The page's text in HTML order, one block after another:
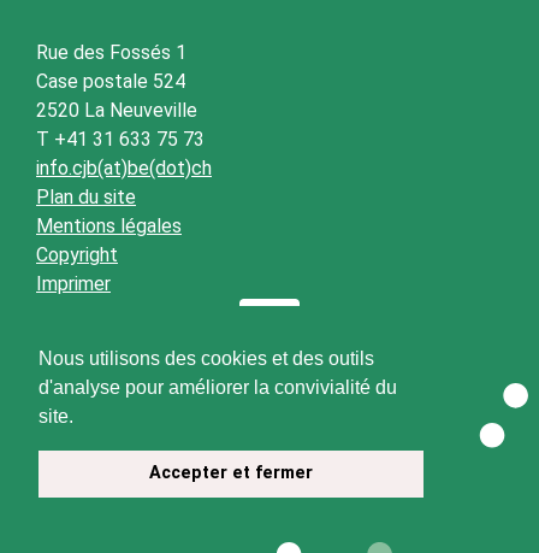
Nous utilisons des cookies et des outils
d'analyse pour améliorer la convivialité du
site.
Accepter et fermer
Rue des Fossés 1
Case postale 524
2520 La Neuveville
T +41 31 633 75 73
info.cjb(at)be(dot)ch
Plan du site
Mentions légales
Copyright
Imprimer
© 2026 CJB